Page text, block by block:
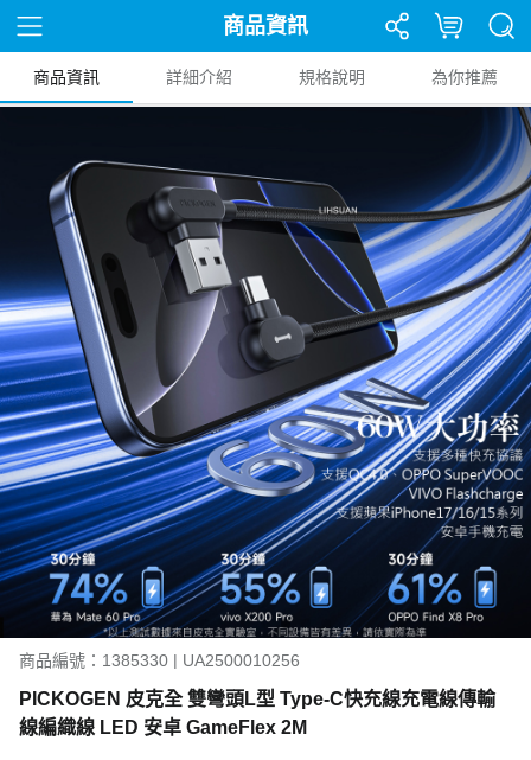
商品資訊
商品資訊 詳細介紹 規格說明 為你推薦
商品編號：1385330 | UA2500010256
PICKOGEN 皮克全 雙彎頭L型 Type-C快充線充電線傳輸
線編織線 LED 安卓 GameFlex 2M